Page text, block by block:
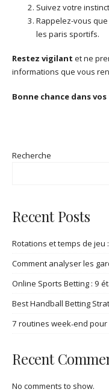
Suivez votre
Rappelez-vous
les paris sportifs.
Restez vigilant et ne
informations que vous
Bonne chance dans
Recherche
Recent Posts
Rotations et temps de
Comment analyser les
Online Sports Betting : 9
Best Handball Betting
7 routines week‑end
Recent
No comments to show.